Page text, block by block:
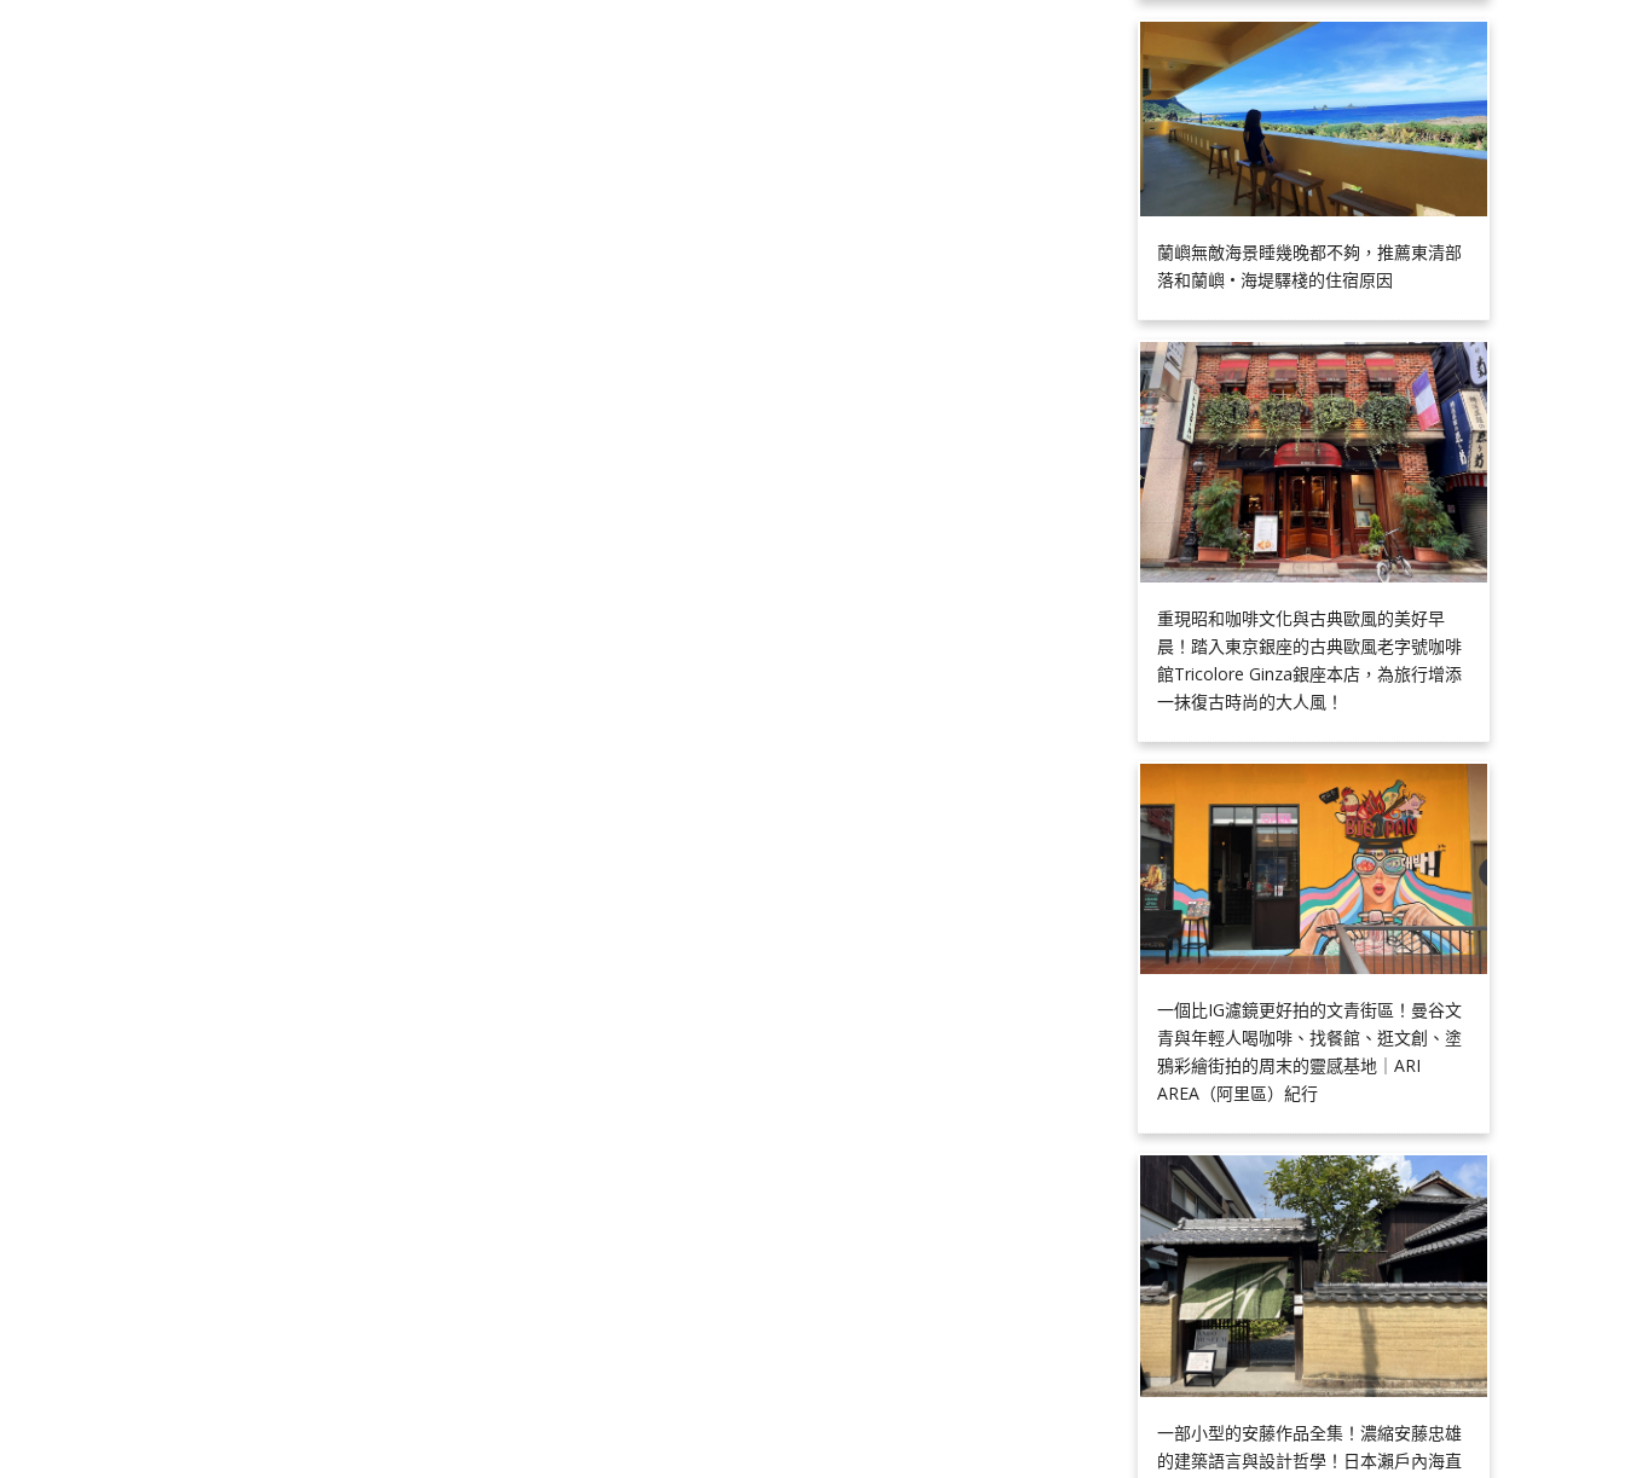
蘭嶼無敵海景睡幾晚都不夠，推薦東清部
落和蘭嶼 • 海堤驛棧的住宿原因
重現昭和咖啡文化與古典歐風的美好早
晨！踏入東京銀座的古典歐風老字號咖啡
館Tricolore Ginza銀座本店，為旅行增添
一抹復古時尚的大人風！
一個比IG濾鏡更好拍的文青街區！曼谷文
青與年輕人喝咖啡、找餐館、逛文創、塗
鴉彩繪街拍的周末的靈感基地｜ARI
AREA（阿里區）紀行
一部小型的安藤作品全集！濃縮安藤忠雄
的建築語言與設計哲學！日本瀨戶內海直